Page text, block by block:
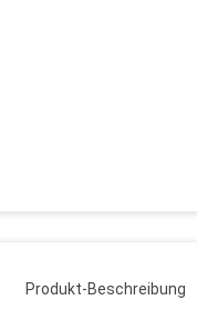
Produkt-Beschreibung